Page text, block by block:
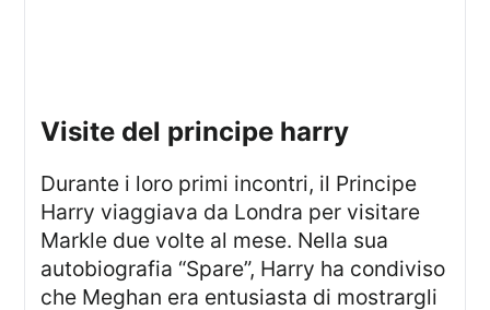
visite del principe harry
Durante i loro primi incontri, il Principe
Harry viaggiava da Londra per visitare
Markle due volte al mese. Nella sua
autobiografia “Spare”, Harry ha condiviso
che Meghan era entusiasta di mostrargli